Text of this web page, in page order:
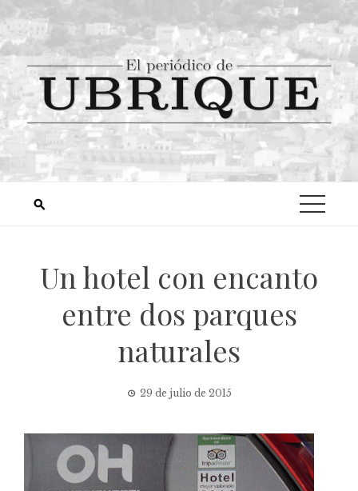
Un hotel con encanto
entre dos parques
naturales
29 de julio de 2015